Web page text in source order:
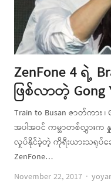
ZenFone 4 ရဲ့
ဖြစ်လာတဲ့ Gong
Train to Busan ဇာတ်ကား
အပါအဝင် ကမ္ဘာတစ်လွှားက
လှုပ်နိုင်ခဲ့တဲ့ ကိုရီးယားသရုပ်ဆေ
ZenFone…
November 22, 2017